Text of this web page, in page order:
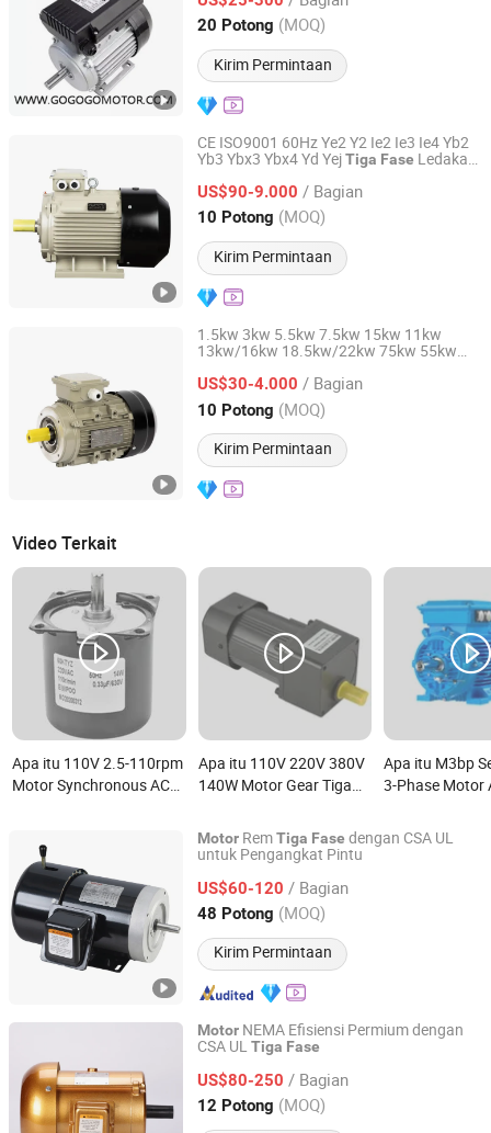
20 Potong (MOQ)
Kirim Permintaan
Zhejiang, China Harga mulai 2020
CE ISO9001 60Hz Ye2 Y2 Ie2 Ie3 Ie4 Yb2
Yb3 Ybx3 Ybx4 Yd YejTiga Fase Ledakan
Kompresor Pompa LPG (0.75KW-315KW)
US$90-9.000 / Bagian
10 Potong (MOQ)
Kirim Permintaan
Zhejiang Quanda Electric motor Co., Ltd.
Zhejiang, China Harga mulai 2020
1.5kw 3kw 5.5kw 7.5kw 15kw 11kw
13kw/16kw 18.5kw/22kw 75kw 55kw
ListrikTiga Fase
US$30-4.000 / Bagian
10 Potong (MOQ)
Kirim Permintaan
Zhejiang Quanda Electric motor Co., Ltd.
Zhejiang, China Harga mulai 2020
Video Terkait
Apa itu 110V 2.5-110rpm
Motor Synchronous AC
Reducer Fase Tunggal
untuk BBQ Tirai
Apa itu 110V 220V 380V
140W Motor Gear Tiga
Kecepatan 1500rpm
Apa itu M3bp
3-Phase Motor
Proses
Motor RemTiga Fase dengan CSA UL
untuk Pengangkat Pintu
US$60-120 / Bagian
48 Potong (MOQ)
Kirim Permintaan
Cixi Waylead Electric Motor Manufacturing Co., Ltd.
Zhejiang, China Harga mulai 2011
Motor NEMA Efisiensi Permium dengan
CSA UL Tiga Fase
US$80-250 / Bagian
12 Potong (MOQ)
Cixi Waylead Electric Motor Manufacturing Co., Ltd.
Zhejiang, China Harga mulai 2011